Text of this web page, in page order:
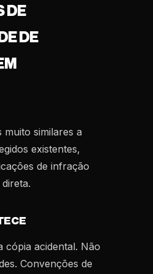
DE
DE
similares a
existentes,
de infração
cópia acidental. Não
Convenções de